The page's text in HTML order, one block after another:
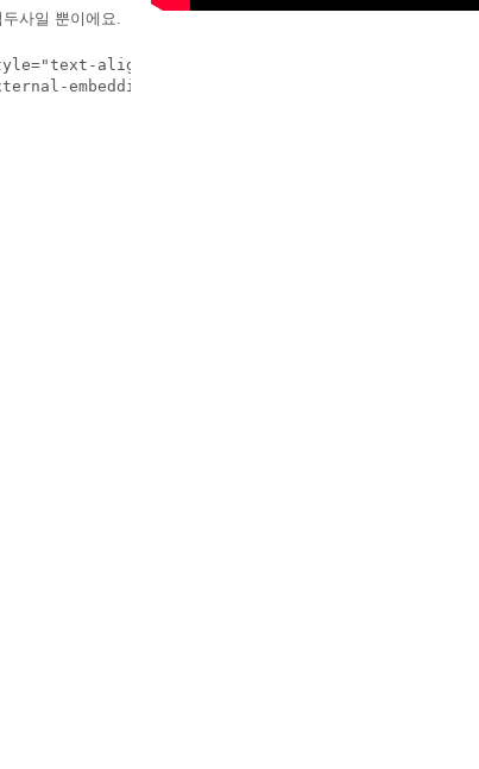
사일 뿐이에요.
align: center;">
embedding/embed-widget-symbol-overview.js"